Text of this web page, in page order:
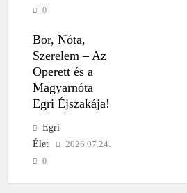
0
Bor, Nóta,
Szerelem – Az
Operett és a
Magyarnóta
Egri Éjszakája!
Egri
Élet
2026.07.24.
0